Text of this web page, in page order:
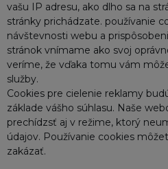
vašu IP adresu, ako dlho sa na
stránky prichádzate. používanie
návštevnosti webu a
stránok vnímame ako svoj
veríme, že vďaka tomu vám
služby.
Cookies pre cielenie reklamy
základe vášho súhlasu. Naše
prechídzsť aj v režime, ktorý
údajov. Používanie cookies
zakázať.